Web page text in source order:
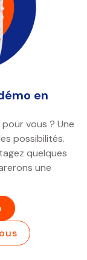
en
vous ? Une
possibilités.
quelques
une